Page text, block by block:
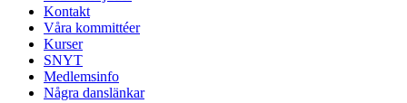
Kontakt
Våra kommittéer
Kurser
SNYT
Medlemsinfo
Några danslänkar